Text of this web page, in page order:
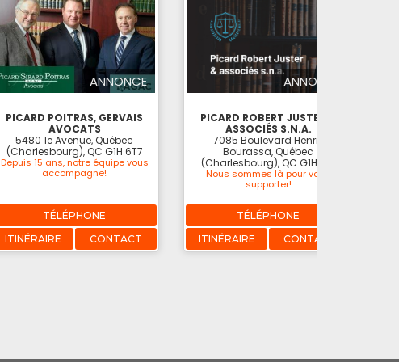
ANNONCE
PICARD POITRAS, GERVAIS
AVOCATS
5480 1e Avenue, Québec
(Charlesbourg), QC G1H 6T7
Depuis 15 ans, notre équipe vous
accompagne!
TÉLÉPHONE
ITINÉRAIRE
CONTACT
ANNONCE
PICARD ROBERT JUSTER &
ASSOCIÉS S.N.A.
7085 Boulevard Henri-
Bourassa, Québec
(Charlesbourg), QC G1H 3E2
Nous sommes là pour vous
supporter!
TÉLÉPHONE
ITINÉRAIRE
CONTACT